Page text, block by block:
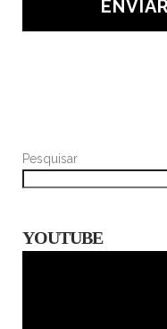
Pesquisar
YOUTUBE